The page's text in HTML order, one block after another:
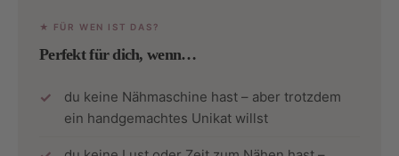
★ FÜR WEN IST DAS?
Perfekt für dich, wenn…
du keine Nähmaschine hast – aber trotzdem
ein handgemachtes Unikat willst